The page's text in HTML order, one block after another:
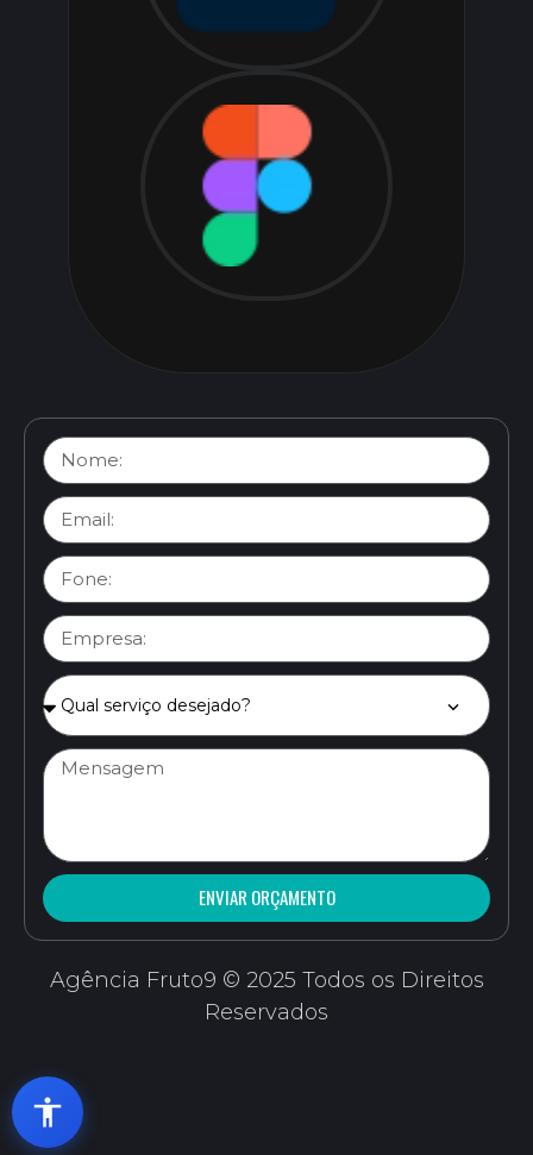
ENVIAR ORÇAMENTO
Agência Fruto9 © 2025 Todos os Direitos
Reservados